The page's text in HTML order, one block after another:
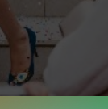
sind
der
die